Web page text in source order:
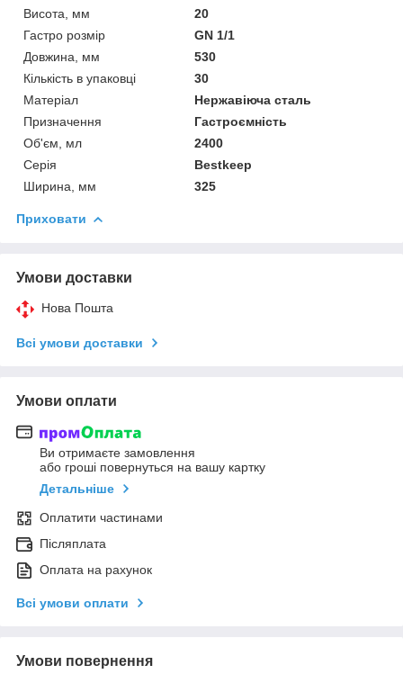
Висота, мм
20
Гастро розмір
GN 1/1
Довжина, мм
530
Кількість в упаковці
30
Матеріал
Нержавіюча сталь
Призначення
Гастроємність
Об'єм, мл
2400
Серія
Bestkeep
Ширина, мм
325
Приховати
Умови доставки
Нова Пошта
Всі умови доставки
Умови оплати
Ви отримаєте замовлення
або гроші повернуться на вашу картку
Детальніше
Оплатити частинами
Післяплата
Оплата на рахунок
Всі умови оплати
Умови повернення